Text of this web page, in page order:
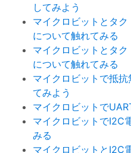
してみよう
マイクロビットとタ
について触れてみる
マイクロビットとタ
について触れてみる
マイクロビットで抵
てみよう
マイクロビットで
マイクロビットでI2C
みる
マイクロビットとI2C